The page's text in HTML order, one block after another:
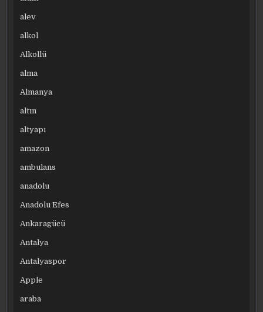
alev
alkol
Alkollü
alma
Almanya
altın
altyapı
amazon
ambulans
anadolu
Anadolu Efes
Ankaragücü
Antalya
Antalyaspor
Apple
araba